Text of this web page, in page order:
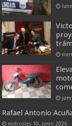
Rafael Antonio
miércoles 10, junio 2026